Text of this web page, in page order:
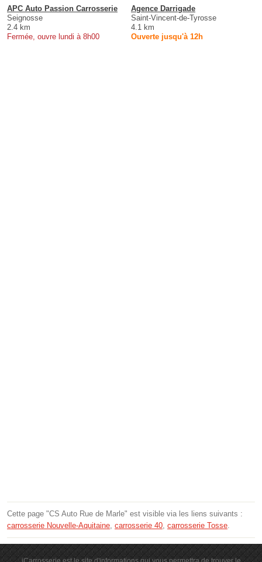
APC Auto Passion Carrosserie
Seignosse
2.4 km
Fermée, ouvre lundi à 8h00
Agence Darrigade
Saint-Vincent-de-Tyrosse
4.1 km
Ouverte jusqu'à 12h
Cette page "CS Auto Rue de Marle" est visible via les liens suivants :
carrosserie Nouvelle-Aquitaine carrosserie 40 carrosserie Tosse